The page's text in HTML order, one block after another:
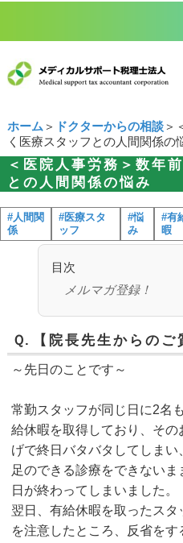
ホーム ＞ ドクターからの相談＞
く医療スタッフとの人間関係の
＜医院人事労務＞数年
との人間関係の悩み
#人間関
係
#医療スタ
ッフ
#悩
み
#有
暇
目次
メルマガ登録！
Ｑ. 【院長先生からのご
～先日のことです～
常勤スタッフが同じ日に2名
給休暇を取得しており、その
げで終日バタバタしてしまい
足のできる診療をできないま
日が終わってしまいました。
翌日、有給休暇を取ったスタ
を注意したところ、反省をす